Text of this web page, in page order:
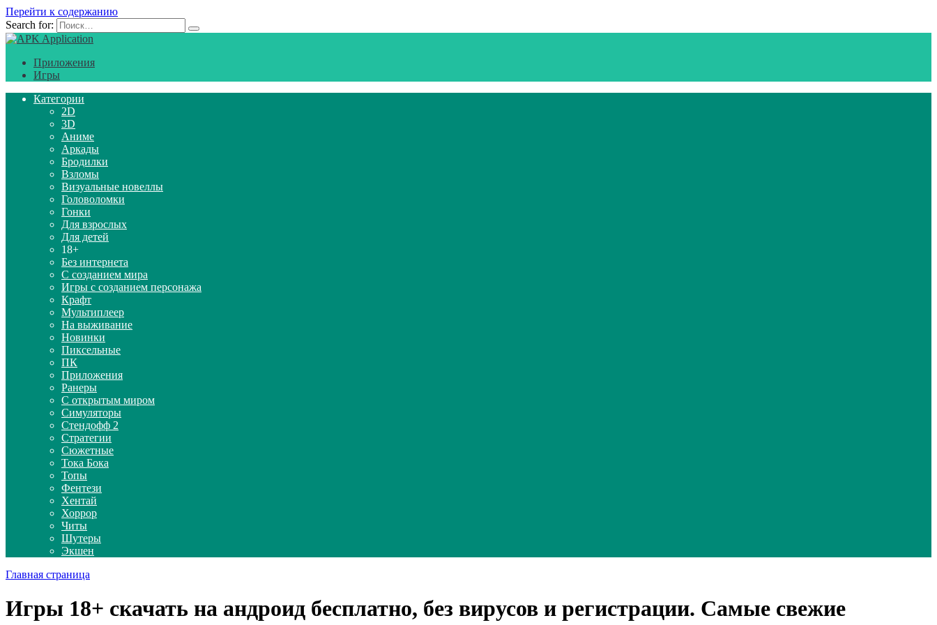
Перейти к содержанию
Search for:
Приложения
Игры
Категории
2D
3D
Аниме
Аркады
Бродилки
Взломы
Визуальные новеллы
Головоломки
Гонки
Для взрослых
Для детей
18+
Без интернета
С созданием мира
Игры с созданием персонажа
Крафт
Мультиплеер
На выживание
Новинки
Пиксельные
ПК
Приложения
Ранеры
С открытым миром
Симуляторы
Стендофф 2
Стратегии
Сюжетные
Тока Бока
Топы
Фентези
Хентай
Хоррор
Читы
Шутеры
Экшен
Главная страница
Игры 18+ скачать на андроид бесплатно, без вирусов и регистрации. Самые свежие